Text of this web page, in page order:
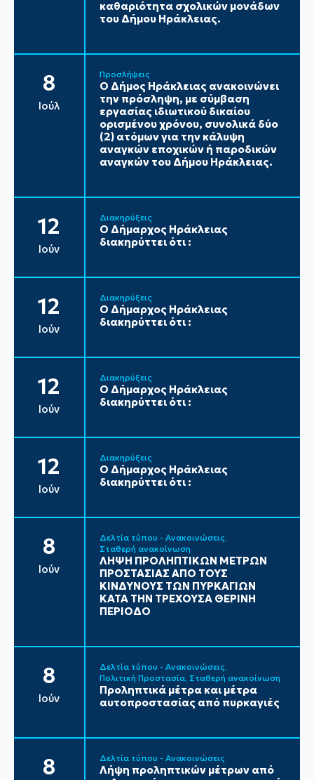
καθαριότητα σχολικών μονάδων
του Δήμου Ηράκλειας.
8
Ιούλ
Προσλήψεις
Ο Δήμος Ηράκλειας ανακοινώνει
την πρόσληψη, με σύμβαση
εργασίας ιδιωτικού δικαίου
ορισμένου χρόνου, συνολικά δύο
(2) ατόμων για την κάλυψη
αναγκών εποχικών ή παροδικών
αναγκών του Δήμου Ηράκλειας.
12
Ιούν
Διακηρύξεις
Ο Δήμαρχος Ηράκλειας
διακηρύττει ότι :
12
Ιούν
Διακηρύξεις
Ο Δήμαρχος Ηράκλειας
διακηρύττει ότι :
12
Ιούν
Διακηρύξεις
Ο Δήμαρχος Ηράκλειας
διακηρύττει ότι :
12
Ιούν
Διακηρύξεις
Ο Δήμαρχος Ηράκλειας
διακηρύττει ότι :
8
Ιούν
Δελτία τύπου - Ανακοινώσεις
Σταθερή ανακοίνωση
ΛΗΨΗ ΠΡΟΛΗΠΤΙΚΩΝ ΜΕΤΡΩΝ
ΠΡΟΣΤΑΣΙΑΣ ΑΠΟ ΤΟΥΣ
ΚΙΝΔΥΝΟΥΣ ΤΩΝ ΠΥΡΚΑΓΙΩΝ
ΚΑΤΑ ΤΗΝ ΤΡΕΧΟΥΣΑ ΘΕΡΙΝΗ
ΠΕΡΙΟΔΟ
8
Ιούν
Δελτία τύπου - Ανακοινώσεις
Πολιτική Προστασία Σταθερή ανακοίνωση
Προληπτικά μέτρα και μέτρα
αυτοπροστασίας από πυρκαγιές
8 Δελτία τύπου - Ανακοινώσεις
Λήψη προληπτικών μέτρων από